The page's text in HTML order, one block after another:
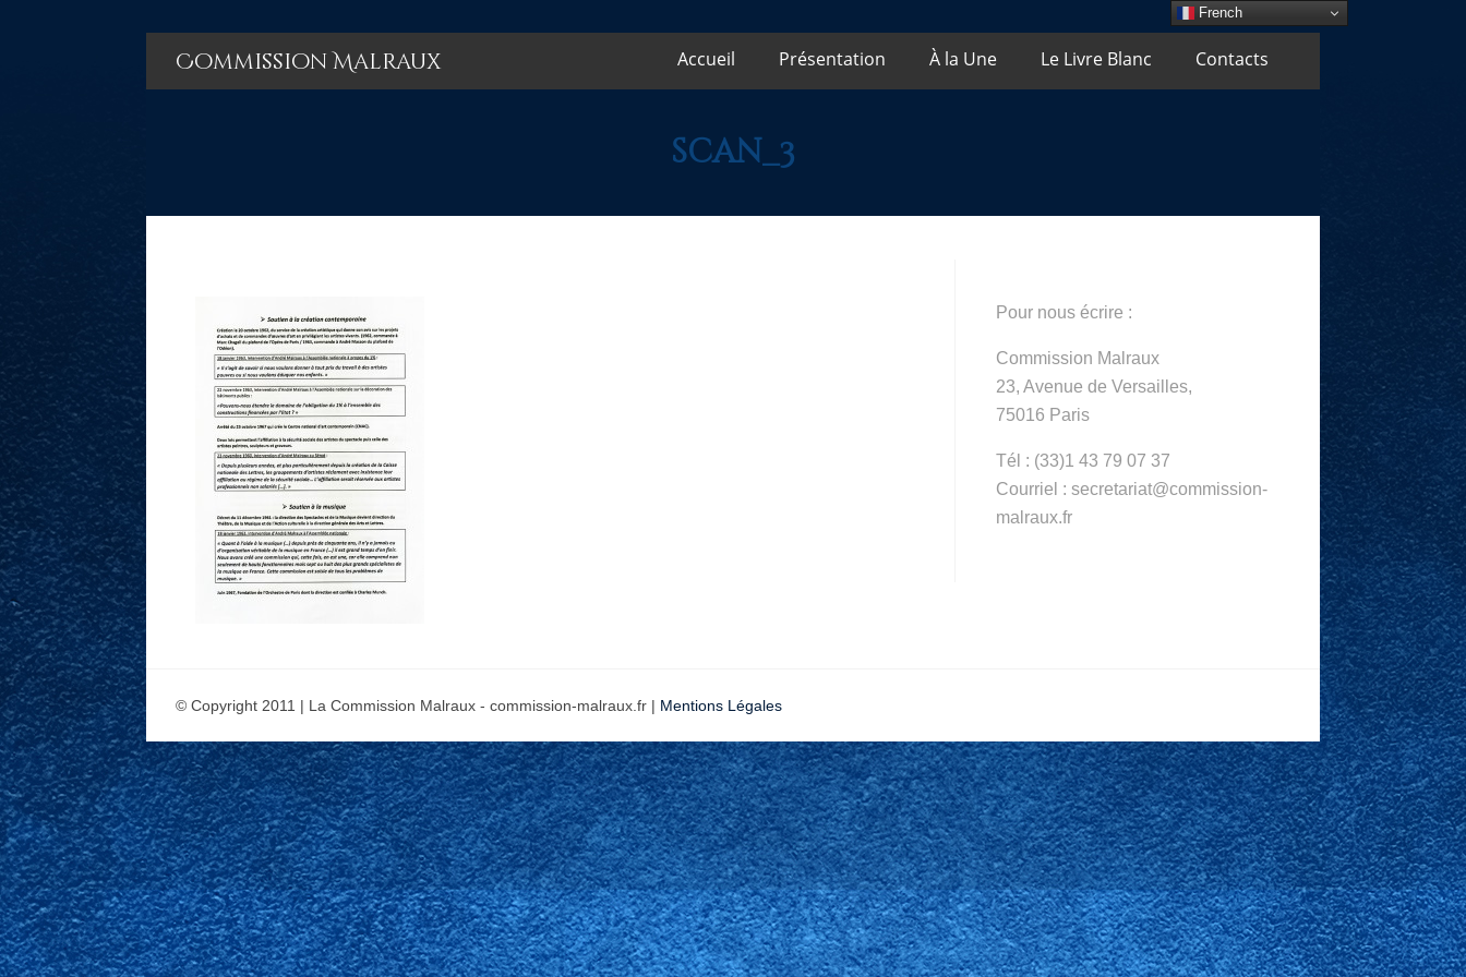
Commission Malraux Accueil Présentation À la Une Le Livre Blanc Contacts
scan_3
Pour nous écrire :
Commission Malraux
23, Avenue de Versailles,
75016 Paris
Tél : (33)1 43 79 07 37
Courriel : secretariat@commission-
malraux.fr
© Copyright 2011 | La Commission Malraux - commission-malraux.fr | Mentions Légales
French